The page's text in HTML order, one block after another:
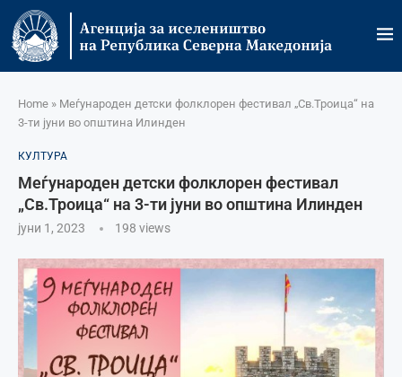
Home » Меѓународен детски фолклорен фестивал „Св.Троица“ на
3-ти јуни во општина Илинден
КУЛТУРА
Меѓународен детски фолклорен фестивал
„Св.Троица“ на 3-ти јуни во општина Илинден
јуни 1, 2023 198 views